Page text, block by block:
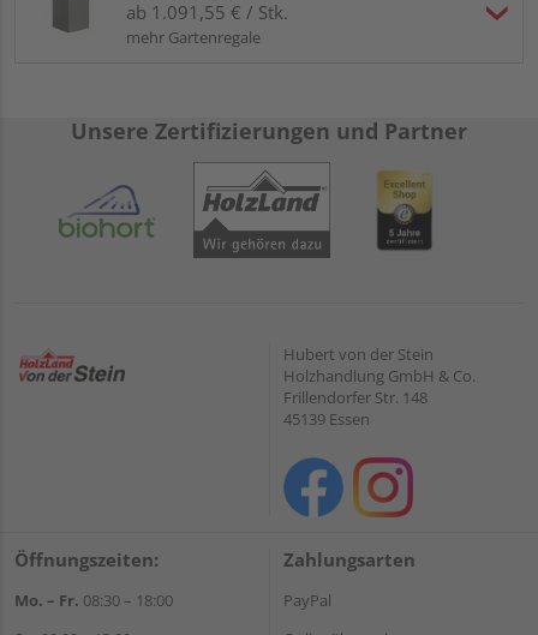
ab 1.091,55 € / Stk.
mehr Gartenregale
Unsere Zertifizierungen und Partner
Hubert von der Stein
Holzhandlung GmbH & Co.
Frillendorfer Str. 148
45139 Essen
Öffnungszeiten:
Mo. – Fr. 08:30 – 18:00
Zahlungsarten
PayPal